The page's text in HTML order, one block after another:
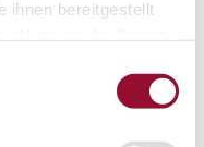
ihnen bereitgestellt